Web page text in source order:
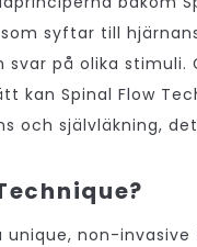
syftar till
svar på olika
kan Spinal Flow
och självläkning,
unique, non-